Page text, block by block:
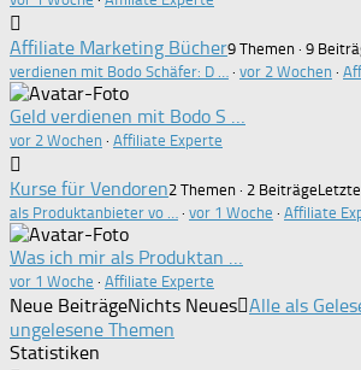
Affiliate Marketing Bücher9 Themen · 9
verdienen mit Bodo Schäfer: D …
· vor 2 Wochen ·
Geld verdienen mit Bodo S …
vor 2 Wochen · Affiliate Experte
Kurse für Vendoren2 Themen · 2 Beiträge
als Produktanbieter vo …
· vor 1 Woche · Affiliate
Was ich mir als Produktan …
vor 1 Woche · Affiliate Experte
Neue BeiträgeNichts Neues Alle als
ungelesene Themen
Statistiken